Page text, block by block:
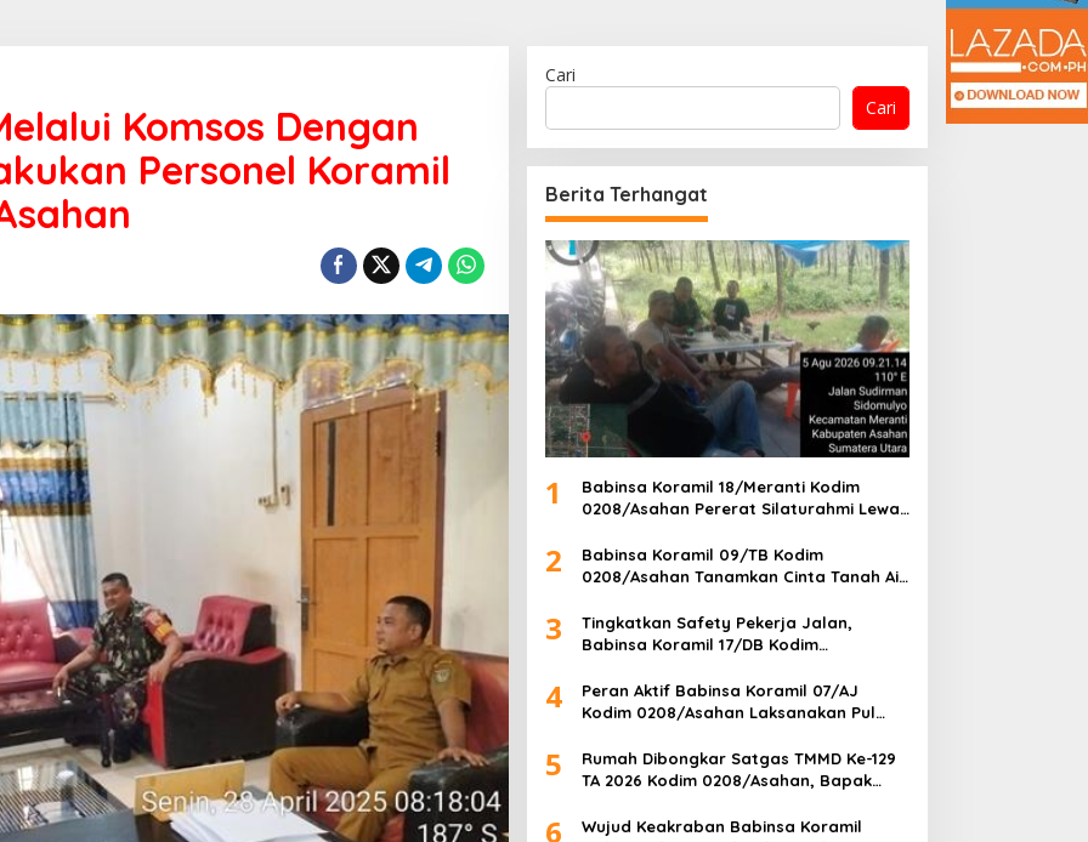
Komsos Dengan
Personel Koramil
Cari
Cari
Berita Terhangat
1
Babinsa Koramil 18/Meranti Kodim
0208/Asahan Pererat Silaturahmi Lewat
Binaan
2
Babinsa Koramil 09/TB Kodim
0208/Asahan Tanamkan Cinta Tanah Air
MAN1 Kota Tanjung Balai
3
Tingkatkan Safety Pekerja Jalan,
Babinsa Koramil 17/DB Kodim
Tim Pemotong Rumput Dinas PU
4
Peran Aktif Babinsa Koramil 07/AJ
Kodim 0208/Asahan Laksanakan Pul
5
Rumah Dibongkar Satgas TMMD Ke-129
TA 2026 Kodim 0208/Asahan, Bapak
Rumah Layak Huni Segera Terwujud
6
Wujud Keakraban Babinsa Koramil